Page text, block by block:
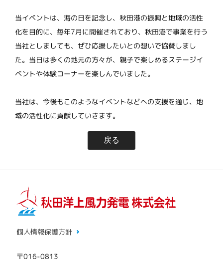
当イベントは、海の日を記念し、秋田港の振興と地域の活性
化を目的に、毎年7月に開催されており、秋田港で事業を行う
当社としましても、ぜひ応援したいとの想いで協賛しまし
た。当日は多くの地元の方々が、親子で楽しめるステージイ
ベントや体験コーナーを楽しんでいました。
当社は、今後もこのようなイベントなどへの支援を通じ、地
域の活性化に貢献していきます。
戻る
個人情報保護方針
〒016-0813